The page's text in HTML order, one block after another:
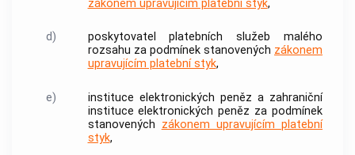
zákonem upravujícím platební styk,
d) poskytovatel
platebních služeb malého
rozsahu za podmínek stanovených zákonem
upravujícím platební styk,
e)
instituce elektronických peněz a zahraniční
instituce elektronických peněz za podmínek
stanovených zákonem upravujícím platební
styk,